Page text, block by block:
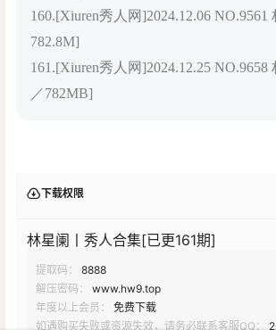
160.[Xiuren秀人网]2024.12.06 NO.9561
782.8M]
161.[Xiuren秀人网]2024.12.25 NO.9658
／782MB]
下载权限
林星阑丨秀人合集[已更161期]
提取码：
8888
解压密码：
www.hw9.top
年度以上会员：
免费下载
如遇购买失败或资源失效，请务必联系客服QQ：